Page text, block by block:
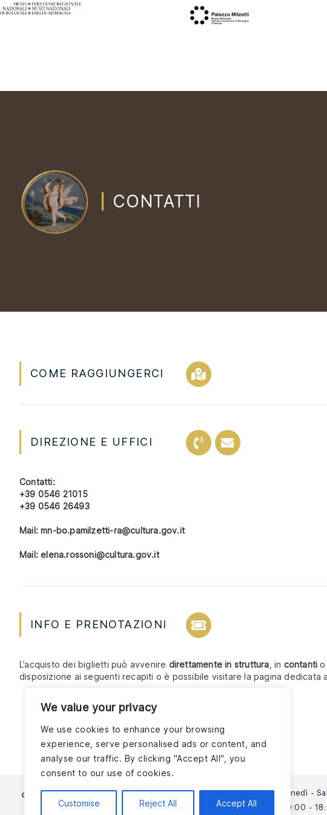
We value your privacy
We use cookies to enhance your browsing
experience, serve personalised ads or content, and
analyse our traffic. By clicking "Accept All", you
consent to our use of cookies.
Customise Reject All Accept All
CONTATTI
COME RAGGIUNGERCI
DIREZIONE E UFFICI
Contatti:
+39 0546 21015
+39 0546 26493
Mail:mn-bo.pamilzetti-ra@cultura.gov.it
Mail:elena.rossoni@cultura.gov.it
INFO E PRENOTAZIONI
L’acquisto dei biglietti può avvenire direttamente in struttura, in contanti o
disposizione ai seguenti recapiti o è possibile visitare la pagina dedicata
CONTATTI Via Tonducci, 15
48018 Faenza (RA)
Lunedì -
09:00 -